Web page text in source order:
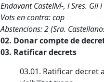
Endavant Castellví-, i Sres. Gil i
Vots en contra: cap
Abstencions: 2 (Sra.
02. Donar compte de
03. Ratificar decrets
03.01. Ratificar decret